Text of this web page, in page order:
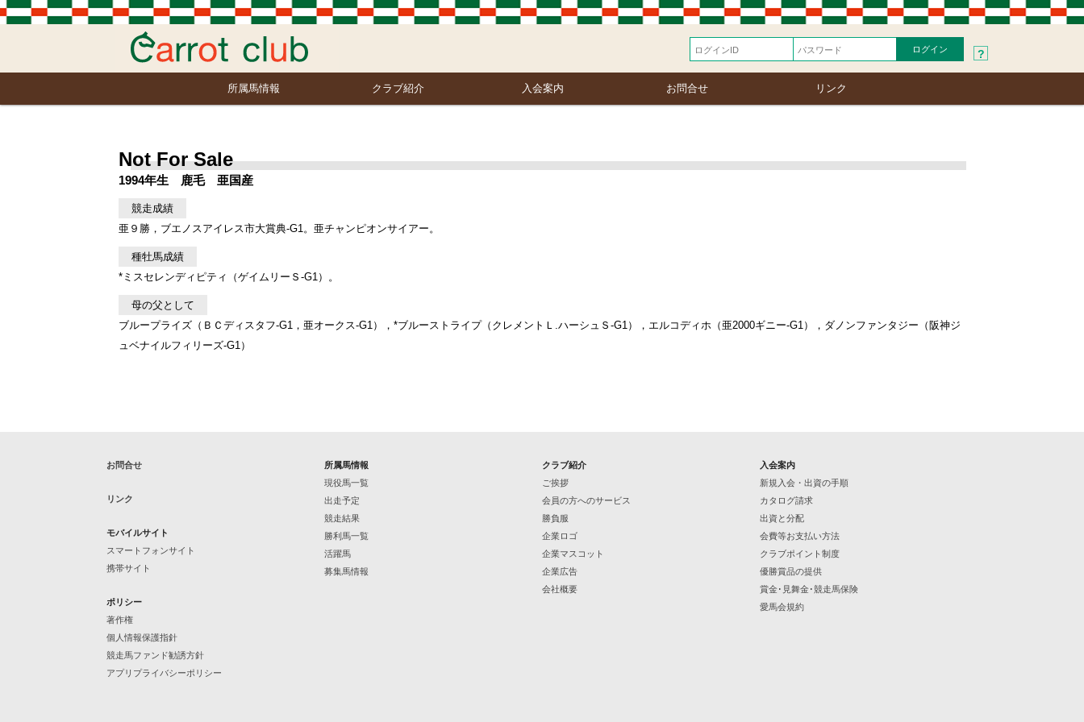
?
所属馬情報 クラブ紹介 入会案内 お問合せ リンク
Not For Sale
1994年生 鹿毛 亜国産
競走成績
亜９勝，ブエノスアイレス市大賞典-G1。亜チャンピオンサイアー。
種牡馬成績
*ミスセレンディピティ（ゲイムリーＳ-G1）。
母の父として
ブループライズ（ＢＣディスタフ-G1，亜オークス-G1），*ブルーストライプ（クレメントＬ.ハーシュＳ-G1），エルコディホ（亜2000ギニー-G1），ダノンファンタジー（阪神ジ
ュベナイルフィリーズ-G1）
お問合せ
リンク
モバイルサイト
スマートフォンサイト
携帯サイト
ポリシー
著作権
個人情報保護指針
競走馬ファンド勧誘方針
アプリプライバシーポリシー
所属馬情報
現役馬一覧
出走予定
競走結果
勝利馬一覧
活躍馬
募集馬情報
クラブ紹介
ご挨拶
会員の方へのサービス
勝負服
企業ロゴ
企業マスコット
企業広告
会社概要
入会案内
新規入会・出資の手順
カタログ請求
出資と分配
会費等お支払い方法
クラブポイント制度
優勝賞品の提供
賞金･見舞金･競走馬保険
愛馬会規約